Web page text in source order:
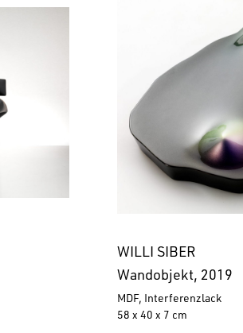
WILLI SIBER
Wandobjekt, 2019
MDF, Interferenzlack
58 x 40 x 7 cm